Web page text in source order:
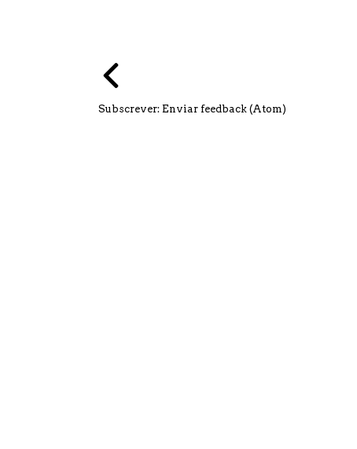
Subscrever: Enviar feedback (Atom)